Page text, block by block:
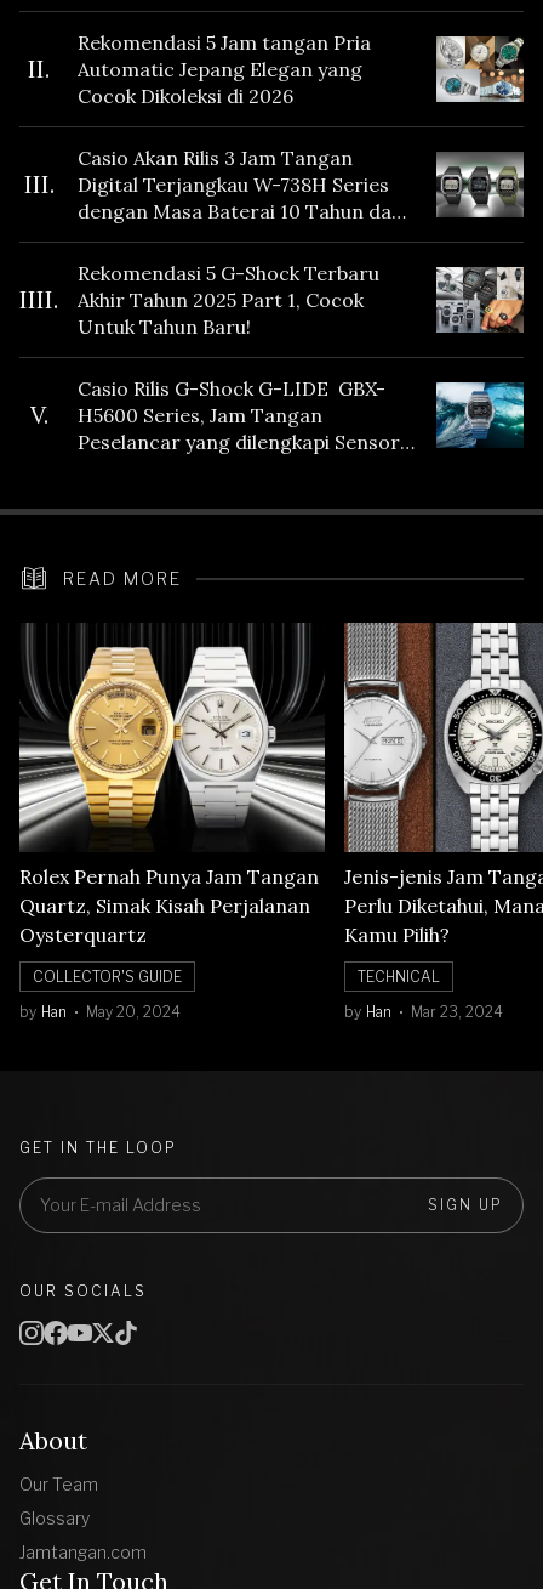
II.
Rekomendasi 5 Jam tangan Pria
Automatic Jepang Elegan yang
Cocok Dikoleksi di 2026
III.
Casio Akan Rilis 3 Jam Tangan
Digital Terjangkau W-738H Series
dengan Masa Baterai 10 Tahun dan
Fitur Vibration
IIII.
Rekomendasi 5 G-Shock Terbaru
Akhir Tahun 2025 Part 1, Cocok
Untuk Tahun Baru!
V.
Casio Rilis G-Shock G-LIDE GBX-
H5600 Series, Jam Tangan
Peselancar yang dilengkapi Sensor
READ MORE
Rolex Pernah Punya Jam Tangan
Quartz, Simak Kisah Perjalanan
Oysterquartz
COLLECTOR'S GUIDE
by Han May 20, 2024
Jenis-jenis Jam
Perlu Diketahui,
Kamu Pilih?
TECHNICAL
by Han Mar 23, 2024
About
Our Team
Glossary
Jamtangan.com
Get In Touch
GET IN THE LOOP
SIGN UP
OUR SOCIALS